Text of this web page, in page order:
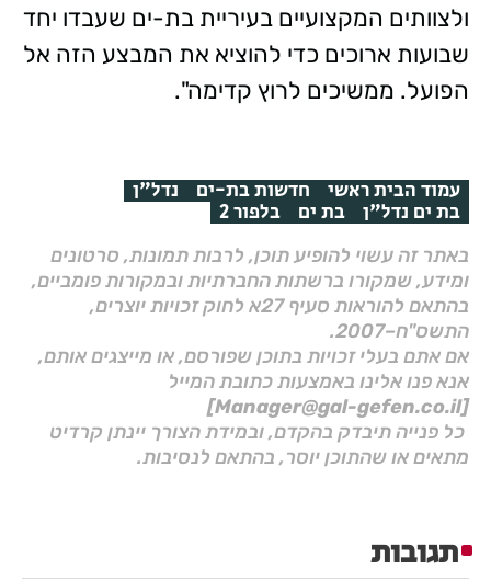
ולצוותים המקצועיים בעיריית בת-ים שעבדו יחד
שבועות ארוכים כדי להוציא את המבצע הזה אל
הפועל. ממשיכים לרוץ קדימה".
עמוד הבית ראשי חדשות בת-ים נדל"ן
בת ים נדל"ן בת ים בלפור 2
באתר זה עשוי להופיע תוכן, לרבות תמונות, סרטונים
ומידע, שמקורו ברשתות החברתיות ובמקורות פומביים,
בהתאם להוראות סעיף 27א לחוק זכויות יוצרים,
התשס"ח–2007.
אם אתם בעלי זכויות בתוכן שפורסם, או מייצגים אותם,
אנא פנו אלינו באמצעות כתובת המייל
[Manager@gal-gefen.co.il]
כל פנייה תיבדק בהקדם, ובמידת הצורך יינתן קרדיט
מתאים או שהתוכן יוסר, בהתאם לנסיבות.
תגובות